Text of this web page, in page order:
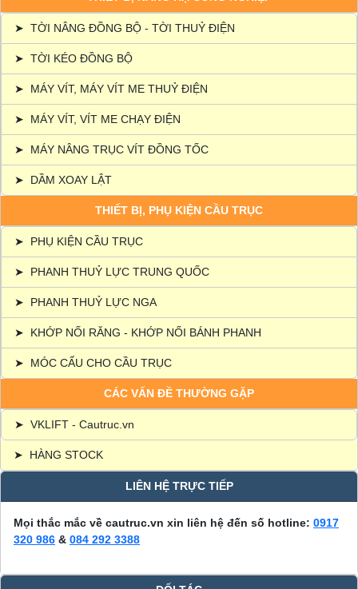
➤ TỜI NÂNG ĐỒNG BỘ - TỜI THUỶ ĐIỆN
➤ TỜI KÉO ĐỒNG BỘ
➤ MÁY VÍT, MÁY VÍT ME THUỶ ĐIỆN
➤ MÁY VÍT, VÍT ME CHẠY ĐIỆN
➤ MÁY NÂNG TRỤC VÍT ĐỒNG TỐC
➤ DẦM XOAY LẬT
THIẾT BỊ, PHỤ KIỆN CẦU TRỤC
➤ PHỤ KIỆN CẦU TRỤC
➤ PHANH THUỶ LỰC TRUNG QUỐC
➤ PHANH THUỶ LỰC NGA
➤ KHỚP NỐI RĂNG - KHỚP NỐI BÁNH PHANH
➤ MÓC CẨU CHO CẦU TRỤC
CÁC VẤN ĐỀ THƯỜNG GẶP
➤ VKLIFT - Cautruc.vn
➤ HÀNG STOCK
LIÊN HỆ TRỰC TIẾP
Mọi thắc mắc về cautruc.vn xin liên hệ đến số hotline: 0917
320 986 & 084 292 3388